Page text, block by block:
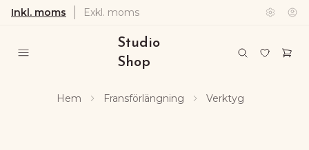
Inkl. moms Exkl. moms
Studio
Shop
Hem Fransförlängning Verktyg